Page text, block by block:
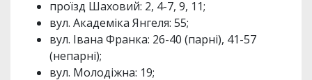
проїзд Шаховий: 2, 4-7, 9, 11;
вул. Академіка Янгеля: 55;
вул. Івана Франка: 26-40 (парні), 41-57
(непарні);
вул. Молодіжна: 19;